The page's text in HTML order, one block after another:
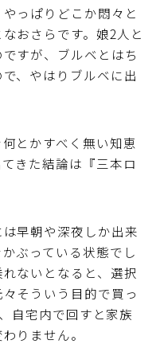
っぱりどこか悶々と
おさらです。娘2人と
すが、ブルベとはち
、やはりブルベに出
とかすべく無い知恵
きた結論は『三本ロ
早朝や深夜しか出来
ぶっている状態でし
ないとなると、選択
そういう目的で買っ
自宅内で回すと家族
りません。